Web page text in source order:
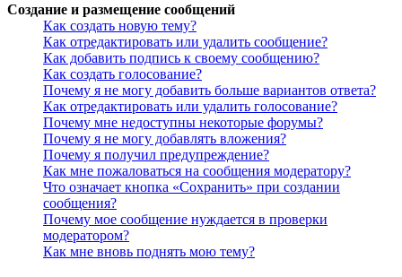
Создание и размещение сообщений
Как создать новую тему?
Как отредактировать или удалить сообщение?
Как добавить подпись к своему сообщению?
Как создать голосование?
Почему я не могу добавить больше вариантов ответа?
Как отредактировать или удалить голосование?
Почему мне недоступны некоторые форумы?
Почему я не могу добавлять вложения?
Почему я получил предупреждение?
Как мне пожаловаться на сообщения модератору?
Что означает кнопка «Сохранить» при создании
сообщения?
Почему мое сообщение нуждается в проверки
модератором?
Как мне вновь поднять мою тему?